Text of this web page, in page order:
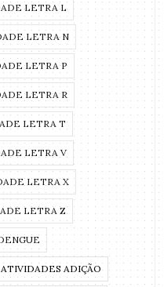
LETRA L
LETRA N
LETRA P
LETRA R
LETRA T
LETRA V
LETRA X
LETRA Z
ATIVIDADES ADIÇÃO